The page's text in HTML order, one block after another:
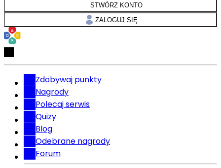
STWÓRZ KONTO
ZALOGUJ SIĘ
Zdobywaj punkty
Nagrody
Polecaj serwis
Quizy
Blog
Odebrane nagrody
Forum